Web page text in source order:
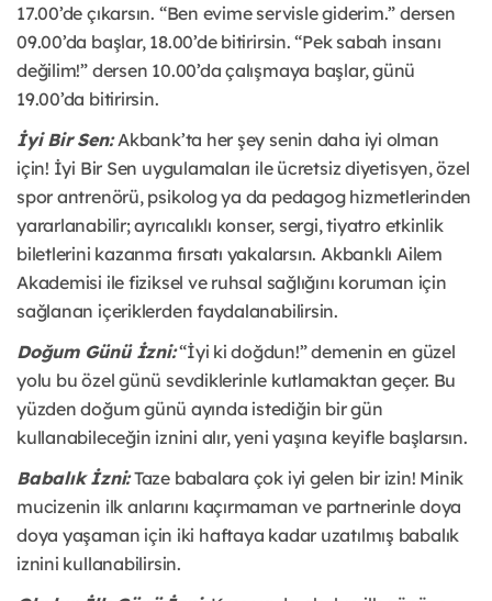
17.00’de çıkarsın. “Ben evime servisle giderim.” dersen
09.00’da başlar, 18.00’de bitirirsin. “Pek sabah insanı
değilim!” dersen 10.00’da çalışmaya başlar, günü
19.00’da bitirirsin.
İyi Bir Sen:Akbank’ta her şey senin daha iyi olman
için! İyi Bir Sen uygulamaları ile ücretsiz diyetisyen, özel
spor antrenörü, psikolog ya da pedagog hizmetlerinden
yararlanabilir; ayrıcalıklı konser, sergi, tiyatro etkinlik
biletlerini kazanma fırsatı yakalarsın. Akbanklı Ailem
Akademisi ile fiziksel ve ruhsal sağlığını koruman için
sağlanan içeriklerden faydalanabilirsin.
Doğum Günü İzni:“İyi ki doğdun!” demenin en güzel
yolu bu özel günü sevdiklerinle kutlamaktan geçer. Bu
yüzden doğum günü ayında istediğin bir gün
kullanabileceğin iznini alır, yeni yaşına keyifle başlarsın.
Babalık İzni:Taze babalara çok iyi gelen bir izin! Minik
mucizenin ilk anlarını kaçırmaman ve partnerinle doya
doya yaşaman için iki haftaya kadar uzatılmış babalık
iznini kullanabilirsin.